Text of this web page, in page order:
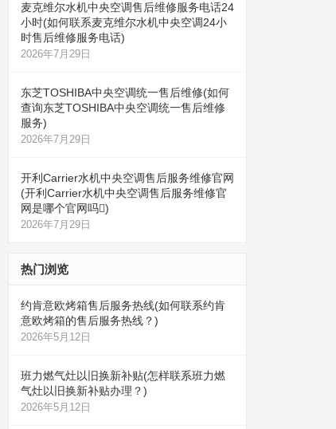
麦克维尔水机中央空调售后维修服务电话24
小时(如何联系麦克维尔水机中央空调24小
时售后维修服务电话)
2026年7月29日
东芝TOSHIBA中央空调统一售后维修(如何
查询东芝TOSHIBA中央空调统一售后维修
服务)
2026年7月29日
开利Carrier水机中央空调售后服务维修官网
(开利Carrier水机中央空调售后服务维修官
网是哪个官网吗)
2026年7月29日
热门浏览
约肯意欧烤箱售后服务热线(如何联系约肯
意欧烤箱的售后服务热线？)
2026年5月12日
班力燃气灶以旧换新补贴(怎样联系班力燃
气灶以旧换新补贴办理？)
2026年5月12日